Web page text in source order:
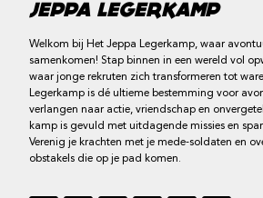
JEPPA LEGERKAMP
Welkom bij Het Jeppa Legerkamp, waar
samenkomen! Stap binnen in een wereld vol
waar jonge rekruten zich transformeren tot
Legerkamp is dé ultieme bestemming voor
verlangen naar actie, vriendschap en
kamp is gevuld met uitdagende missies en
Verenig je krachten met je mede-soldaten en
obstakels die op je pad komen.